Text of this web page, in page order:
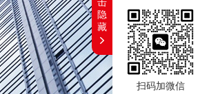
扫码加微信
隐
藏